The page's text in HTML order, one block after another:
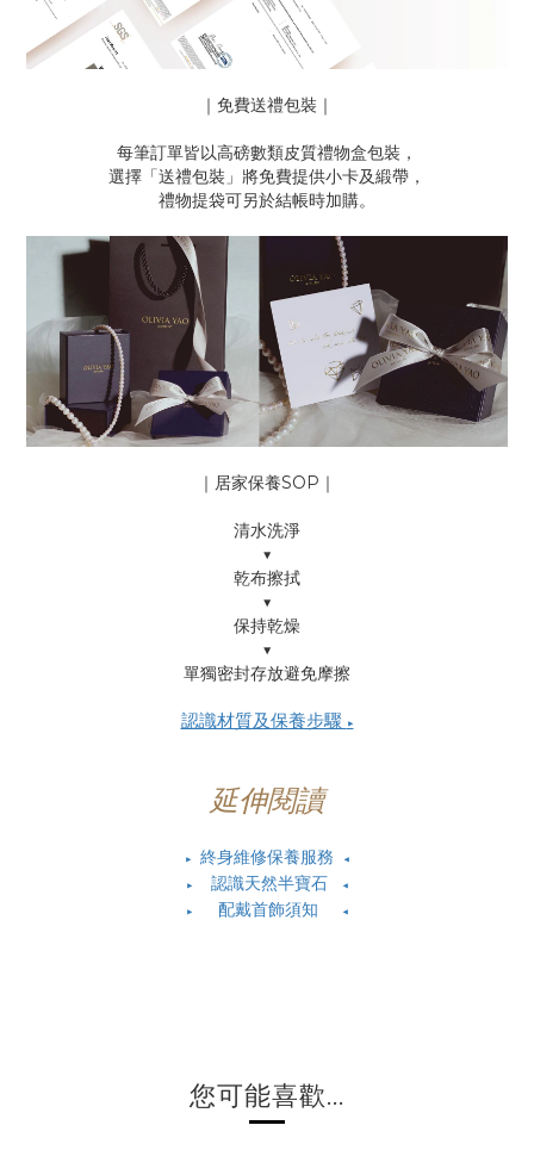
｜免費送禮包裝｜
每筆訂單皆以高磅數類皮質禮物盒包裝，
選擇「送禮包裝」將免費提供小卡及緞帶，
禮物提袋可另於結帳時加購。
｜居家保養SOP｜
清水洗淨
▼
乾布擦拭
▼
保持乾燥
▼
單獨密封存放避免摩擦
認識材質及保養步驟 ▶
延伸閱讀
▶ 終身維修保養服務
◀
▶ 認識天然半寶石
◀
▶ 配戴首飾須知 ◀
您可能喜歡...